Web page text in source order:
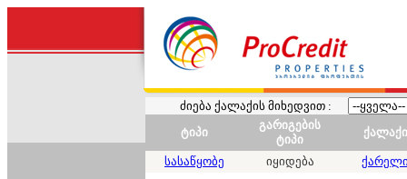
ძიება ქალაქის მიხედვით :
ტიპი
გარიგების
ტიპი
ქალაქი
სასაწყობე იყიდება